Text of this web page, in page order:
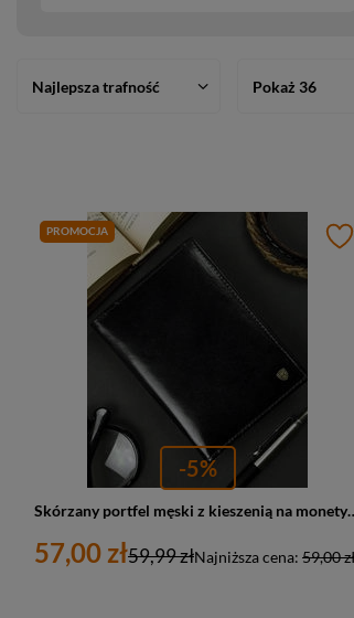
Najlepsza trafność
Pokaż 36
PROMOCJA
-5%
Skórzany portfel męski z
57,00 zł Najniższa cena: 59,00
59,99 zł